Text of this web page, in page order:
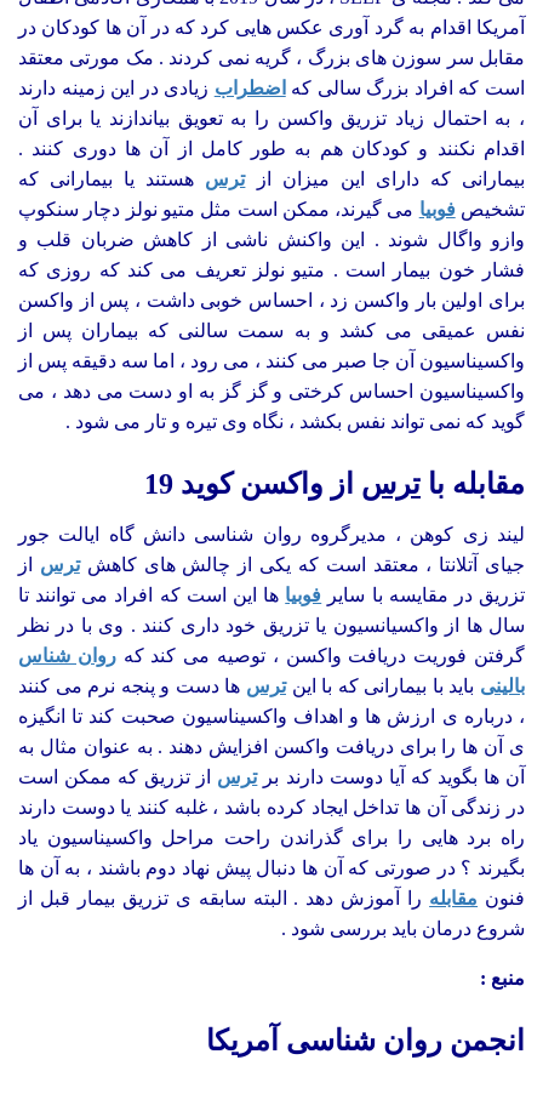
آمریکا اقدام به گرد آوری عکس هایی کرد که در آن ها کودکان در
مقابل سر سوزن های بزرگ ، گریه نمی کردند . مک مورتی معتقد
است که افراد بزرگ سالی که اضطراب زیادی در این زمینه دارند
، به احتمال زیاد تزریق واکسن را به تعویق بیاندازند یا برای آن
اقدام نکنند و کودکان هم به طور کامل از آن ها دوری کنند .
بیمارانی که دارای این میزان ازترس هستند یا بیمارانی که
تشخیصفوبیا می گیرند، ممکن است مثل متیو نولز دچار سنکوپ
وازو واگال شوند . این واکنش ناشی از کاهش ضربان قلب و
فشار خون بیمار است . متیو نولز تعریف می کند که روزی که
برای اولین بار واکسن زد ، احساس خوبی داشت ، پس از واکسن
نفس عمیقی می کشد و به سمت سالنی که بیماران پس از
واکسیناسیون آن جا صبر می کنند ، می رود ، اما سه دقیقه پس از
واکسیناسیون احساس کرختی و گز گز به او دست می دهد ، می
گوید که نمی تواند نفس بکشد ، نگاه وی تیره و تار می شود .
مقابله با ترس از واکسن کوید 19
لیند زی کوهن ، مدیرگروه روان شناسی دانش گاه ایالت جور
جیای آتلانتا ، معتقد است که یکی از چالش های کاهشترس از
تزریق در مقایسه با سایر فوبیا ها این است که افراد می توانند تا
سال ها از واکسیانسیون یا تزریق خود داری کنند . وی با در نظر
گرفتن فوریت دریافت واکسن ، توصیه می کند کهروان شناس
بالینی باید با بیمارانی که با اینترس ها دست و پنجه نرم می کنند
، درباره ی ارزش ها و اهداف واکسیناسیون صحبت کند تا انگیزه
ی آن ها را برای دریافت واکسن افزایش دهند . به عنوان مثال به
آن ها بگوید که آیا دوست دارند برترس از تزریق که ممکن است
در زندگی آن ها تداخل ایجاد کرده باشد ، غلبه کنند یا دوست دارند
راه برد هایی را برای گذراندن راحت مراحل واکسیناسیون یاد
بگیرند ؟ در صورتی که آن ها دنبال پیش نهاد دوم باشند ، به آن ها
فنون مقابله را آموزش دهد . البته سابقه ی تزریق بیمار قبل از
شروع درمان باید بررسی شود .
منبع :
انجمن روان شناسی آمریکا